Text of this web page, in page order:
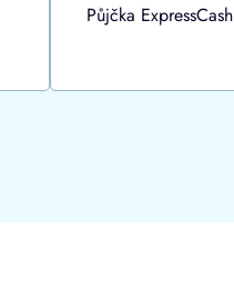
Půjčka ExpressCash